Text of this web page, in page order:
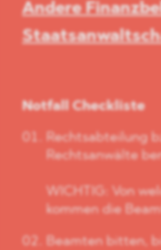
Notfall Checkliste
Rechtsabteilung
Rechtsanwälte
WICHTIG: Von
kommen die
Beamten bitten,
Andere